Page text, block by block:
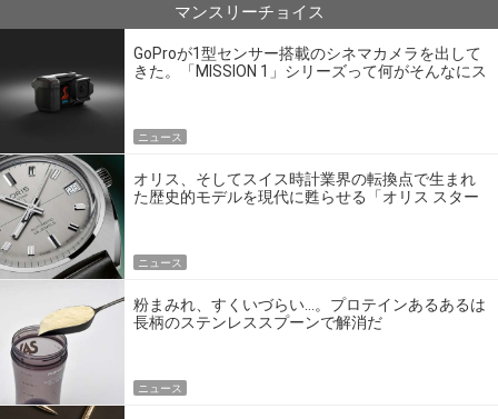
マンスリーチョイス
GoProが1型センサー搭載のシネマカメラを出して
きた。「MISSION 1」シリーズって何がそんなにス
ニュース
オリス、そしてスイス時計業界の転換点で生まれ
た歴史的モデルを現代に甦らせる「オリス スター
ニュース
粉まみれ、すくいづらい…。プロテインあるあるは
長柄のステンレススプーンで解消だ
ニュース